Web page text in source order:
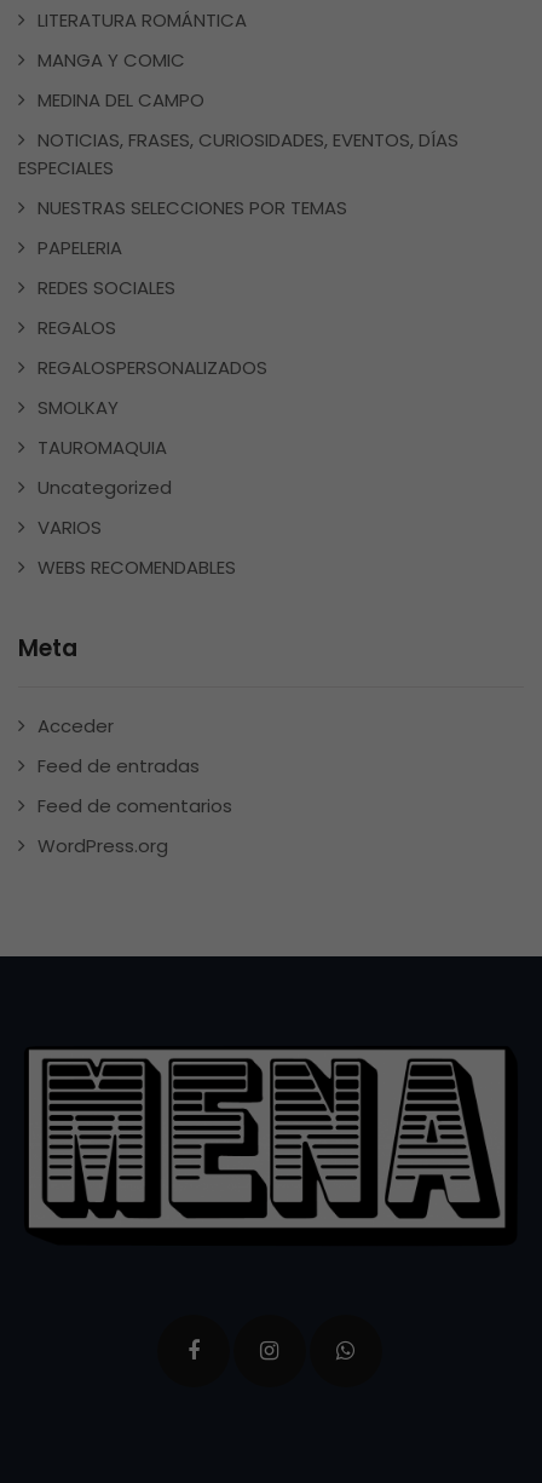
LITERATURA ROMÁNTICA
MANGA Y COMIC
MEDINA DEL CAMPO
NOTICIAS, FRASES, CURIOSIDADES, EVENTOS, DÍAS
ESPECIALES
NUESTRAS SELECCIONES POR TEMAS
PAPELERIA
REDES SOCIALES
REGALOS
REGALOSPERSONALIZADOS
SMOLKAY
TAUROMAQUIA
Uncategorized
VARIOS
WEBS RECOMENDABLES
Meta
Acceder
Feed de entradas
Feed de comentarios
WordPress.org